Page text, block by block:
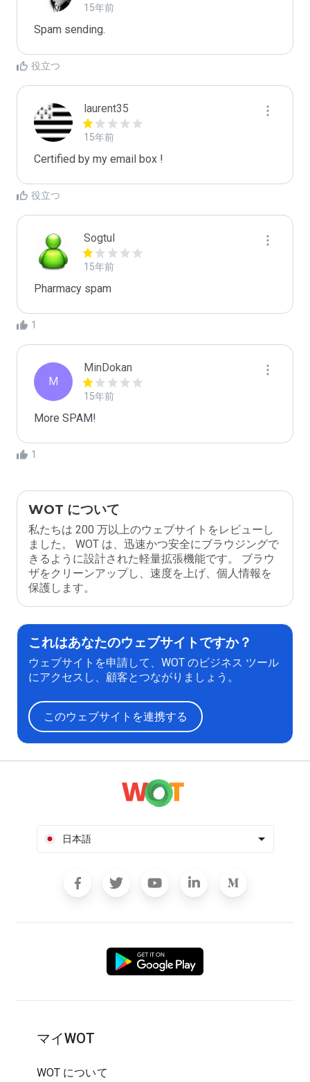
15年前
Spam sending.
役立つ
laurent35
15年前
Certified by my email box !
役立つ
Sogtul
15年前
Pharmacy spam
1
M
MinDokan
15年前
More SPAM!
1
WOT について
私たちは 200 万以上のウェブサイトをレビューし
ました。 WOT は、迅速かつ安全にブラウジングで
きるように設計された軽量拡張機能です。 ブラウ
ザをクリーンアップし、速度を上げ、個人情報を
保護します。
これはあなたのウェブサイトですか？
ウェブサイトを申請して、WOT のビジネス ツール
にアクセスし、顧客とつながりましょう。
このウェブサイトを連携する
日本語
マイWOT
WOT について